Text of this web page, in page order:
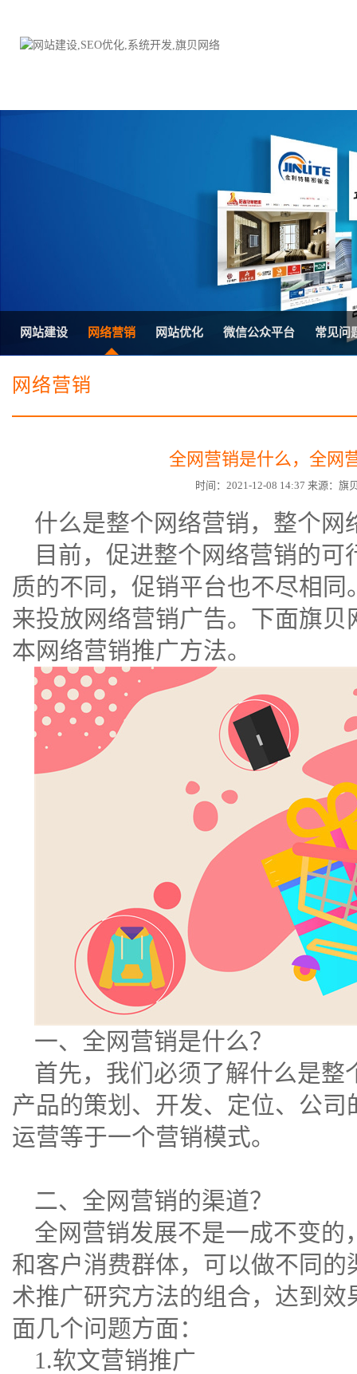
网站SEO优化
微信平台建设
电子商务商城建设
SSL证书
H5响应式网站建设方案
防伪防窜货系统
外贸多语言网站建设方
三级分销系统
网站推广优化方案
在线进销存管理
品牌加盟营销管理系统
营销型网站建设方案
网站建设 网络营销 网站优化 微信公众平台 常见问
网络营销
全网营销是什么，全网
时间：2021-12-08 14:37 来源：旗
什么是整个网络营销，整个
目前，促进整个网络营销的
质的不同，促销平台也不尽相
来投放网络营销广告。下面旗
本网络营销推广方法。
一、 全网营销是什么？
首先，我们必须了解什么是
产品的策划、开发、定位、公司
运营等于一个营销模式。
二、全网营销的渠道？
全网营销发展不是一成不变
和客户消费群体，可以做不同
术推广研究方法的组合，达到
面几个问题方面：
1.软文营销推广